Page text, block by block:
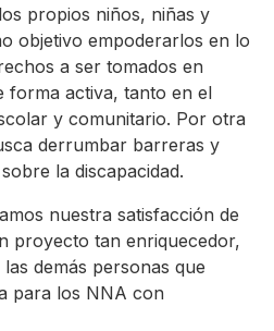
propios niños, niñas y
objetivo empoderarlos en lo
a ser tomados en
forma activa, tanto en el
y comunitario. Por otra
derrumbar barreras y
la discapacidad.
nuestra satisfacción de
proyecto tan enriquecedor,
demás personas que
para los NNA con